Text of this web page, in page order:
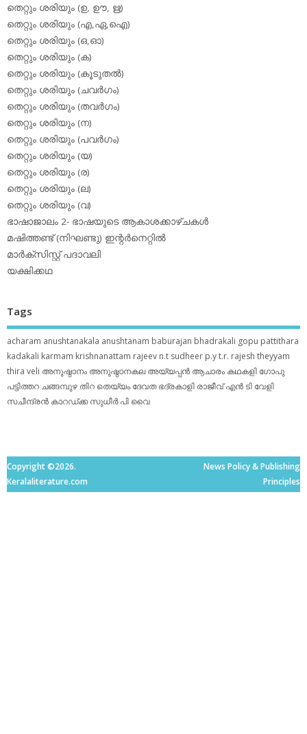
തെറ്റും ശരിയും (ഉ, ഊ, ഋ)
തെറ്റും ശരിയും (എ,ഏ,ഐ)
തെറ്റും ശരിയും (ഒ,ഓ)
തെറ്റും ശരിയും (ക)
തെറ്റും ശരിയും (കൂടുതല്‍)
തെറ്റും ശരിയും (ചവര്‍ഗം)
തെറ്റും ശരിയും (തവര്‍ഗം)
തെറ്റും ശരിയും (ന)
തെറ്റും ശരിയും (പവര്‍ഗം)
തെറ്റും ശരിയും (യ)
തെറ്റും ശരിയും (ര)
തെറ്റും ശരിയും (ല)
തെറ്റും ശരിയും (വ)
ഭാഷാജാലം 2- ഭാഷയുടെ ആകാശക്കാഴ്ചകള്‍
മഷിത്തണ്ട് (നിഘണ്ടു) ഇന്റര്‍നെറ്റില്‍
മാര്‍ക്‌സിസ്റ്റ് പദാവലി
യക്ഷിക്കഥ
Tags
acharam anushtanakala anushtanam baburajan bhadrakali gopu pattithara
kadakali karmam krishnanattam rajeev n.t sudheer p.yt.r. rajesh theyyam
thira veli അനുഷ്ഠാനം അനുഷ്ഠാനകല അയ്യപ്പന്‍ ആചാരം കഥകളി ഗോപു
പട്ടിത്തറ ചങ്ങമ്പുഴ തിറ തെയ്യം ദേവത ഭദ്രകാളി രാജീവ് എൻ ടി വേളി
സചീന്ദ്രന്‍ കാറഡ്ക്ക സുധീര്‍ പി വൈ
Copyright ©2026.
Keralaliterature.com
News Policy & Publishing
Principles